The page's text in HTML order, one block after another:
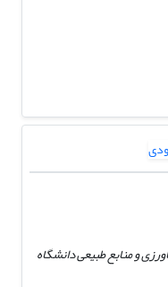
و منابع طبیعی دانشگاه